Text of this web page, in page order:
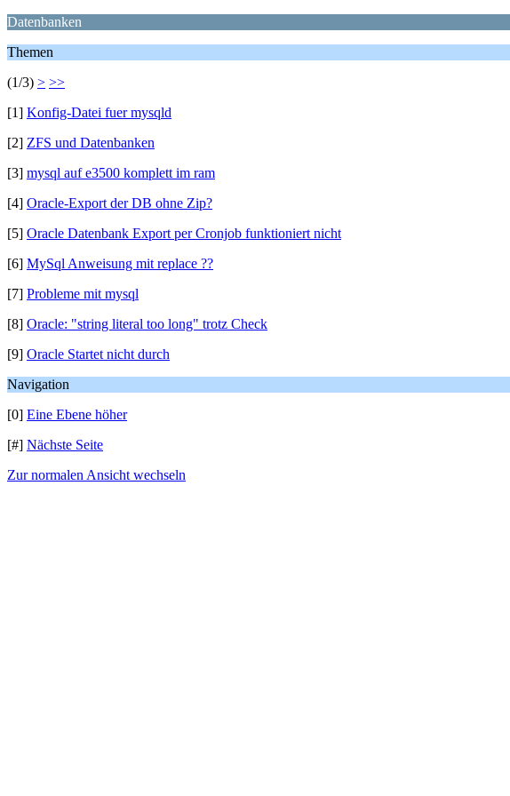
Datenbanken
Themen
(1/3) > >>
[1] Konfig-Datei fuer mysqld
[2] ZFS und Datenbanken
[3] mysql auf e3500 komplett im ram
[4] Oracle-Export der DB ohne Zip?
[5] Oracle Datenbank Export per Cronjob funktioniert nicht
[6] MySql Anweisung mit replace ??
[7] Probleme mit mysql
[8] Oracle: "string literal too long" trotz Check
[9] Oracle Startet nicht durch
Navigation
[0] Eine Ebene höher
[#] Nächste Seite
Zur normalen Ansicht wechseln